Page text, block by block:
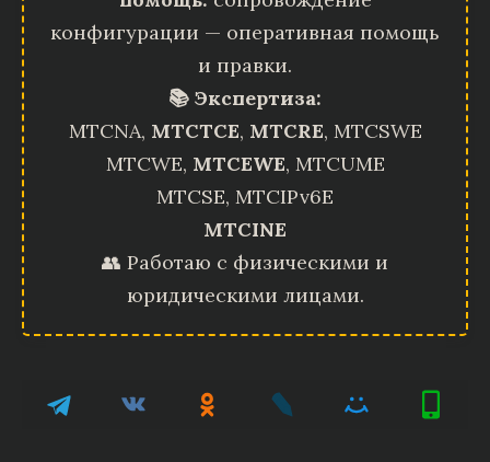
конфигурации — оперативная помощь
и правки.
📚 Экспертиза:
MTCNA, MTCTCE, MTCRE, MTCSWE
MTCWE, MTCEWE, MTCUME
MTCSE, MTCIPv6E
MTCINE
👥 Работаю с физическими и
юридическими лицами.